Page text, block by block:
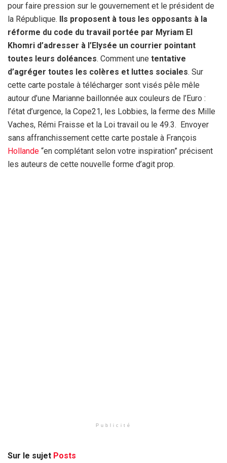
pour faire pression sur le gouvernement et le président de
la République. Ils proposent à tous les opposants à la
réforme du code du travail portée par Myriam El
Khomri d’adresser à l’Elysée un courrier pointant
toutes leurs doléances. Comment une tentative
d’agréger toutes les colères et luttes sociales. Sur
cette carte postale à télécharger sont visés pêle mêle
autour d’une Marianne baillonnée aux couleurs de l’Euro :
l’état d’urgence, la Cope21, les Lobbies, la ferme des Mille
Vaches, Rémi Fraisse et la Loi travail ou le 49.3. Envoyer
sans affranchissement cette carte postale à François
Hollande “en complétant selon votre inspiration” précisent
les auteurs de cette nouvelle forme d’agit prop.
Publicité
Sur le sujet Posts